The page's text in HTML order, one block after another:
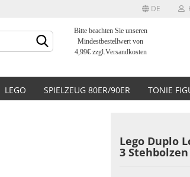
DE
Sprache auswählen
Lieferland
Bitte beachten Sie unseren
Mindestbestellwert von
4,99€zzgl.Versandkosten
LEGO SPIELZEUG 80ER/90ER TONIE
Lego Duplo
3 Stehbolzen